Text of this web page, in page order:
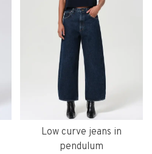
Low curve jeans in
pendulum